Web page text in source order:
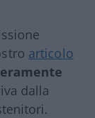
articolo
dalla